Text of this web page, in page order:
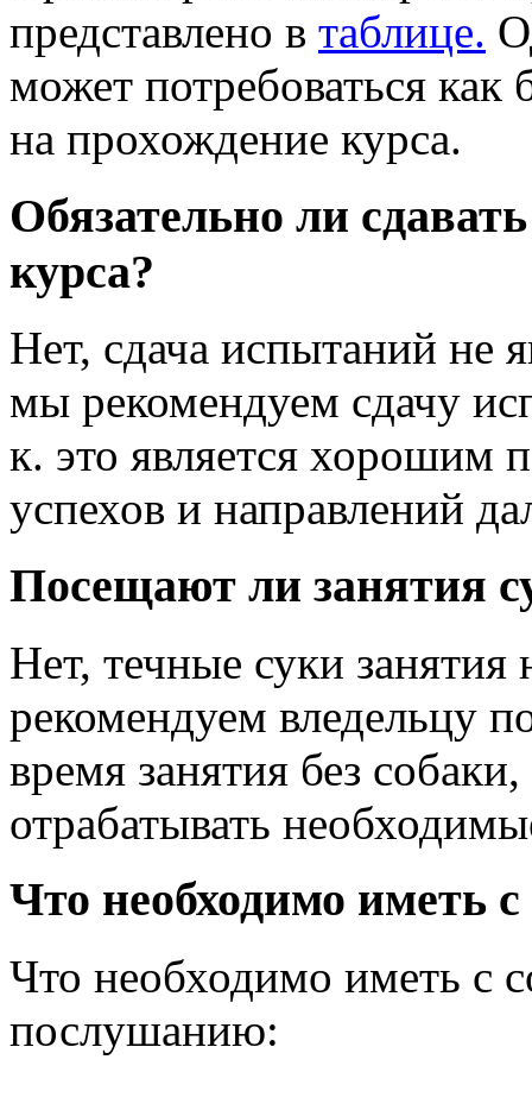
представлено в таблице.
может потребоваться
на прохождение курса.
Обязательно ли
курса?
Нет, сдача испытаний не
мы рекомендуем сдачу
к. это является хорошим
успехов и направлений
Посещают ли занятия
Нет, течные суки
рекомендуем вледельцу
время занятия без
отрабатывать
Что необходимо иметь
Что необходимо иметь с
послушанию: